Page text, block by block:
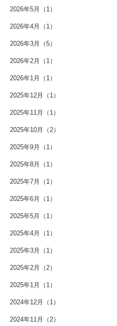
2026年5月（1）
2026年4月（1）
2026年3月（5）
2026年2月（1）
2026年1月（1）
2025年12月（1）
2025年11月（1）
2025年10月（2）
2025年9月（1）
2025年8月（1）
2025年7月（1）
2025年6月（1）
2025年5月（1）
2025年4月（1）
2025年3月（1）
2025年2月（2）
2025年1月（1）
2024年12月（1）
2024年11月（2）